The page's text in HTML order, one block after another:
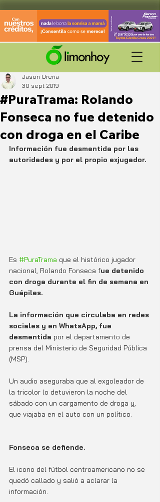
#PuraTrama: Rolando
Fonseca no fue detenido
con droga en el Caribe
Jason Ureña
30 sept 2019
Información fue desmentida por las
autoridades y por el propio exjugador.
Es #PuraTrama que el histórico jugador
nacional, Rolando Fonseca fue detenido
con droga durante el fin de semana en
Guápiles.
La información que circulaba en redes
sociales y en WhatsApp, fue
desmentida por el departamento de
prensa del Ministerio de Seguridad Pública
(MSP).
Un audio aseguraba que al exgoleador de
la tricolor lo detuvieron la noche del
sábado con un cargamento de droga y,
que viajaba en el auto con un político.
Fonseca se defiende.
El icono del fútbol centroamericano no se
quedó callado y salió a aclarar la
información.